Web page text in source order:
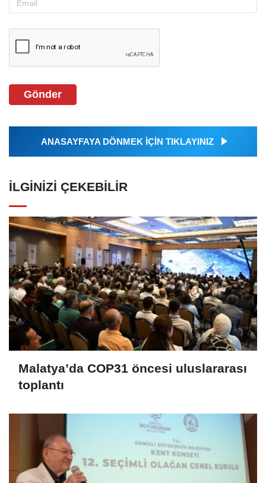
Gönder
ANASAYFAYA DÖNMEK İÇİN TIKLAYINIZ
İLGINIZI ÇEKEBILIR
Malatya’da COP31 öncesi uluslararası
toplantı